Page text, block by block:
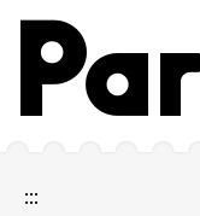
跳到主要內容區塊
網站導覽
:::